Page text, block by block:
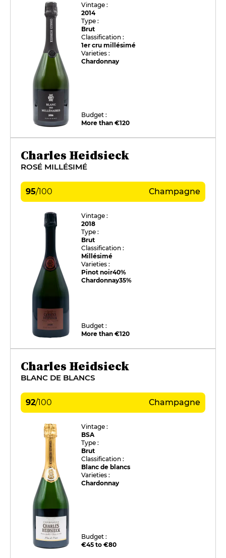
Vintage :
2014
Type :
Brut
Classification :
1er cru millésimé
Varieties :
Chardonnay
Budget :
More than €120
Charles Heidsieck
ROSÉ MILLÉSIMÉ
95/100 Champagne
Vintage :
2018
Type :
Brut
Classification :
Millésimé
Varieties :
Pinot noir40%
Chardonnay35%
Budget :
More than €120
Charles Heidsieck
BLANC DE BLANCS
92/100 Champagne
Vintage :
BSA
Type :
Brut
Classification :
Blanc de blancs
Varieties :
Chardonnay
Budget :
€45 to €80